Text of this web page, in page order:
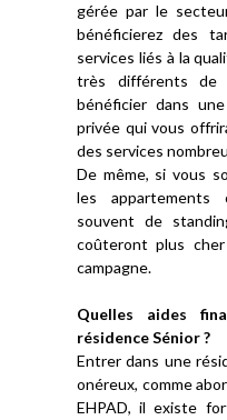
gérée par le
bénéficierez des
services liés à la
très différents de
bénéficier dans
privée qui vous
des services
De même, si vous
les appartements
souvent de
coûteront plus cher
campagne.
Quelles aides
résidence Sénior ?
Entrer dans une
onéreux, comme
EHPAD, il existe